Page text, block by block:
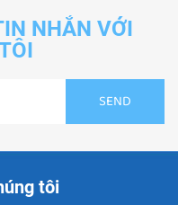
NHẮN VỚI
tôi